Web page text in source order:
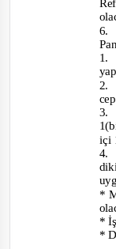
içi
*
*
*